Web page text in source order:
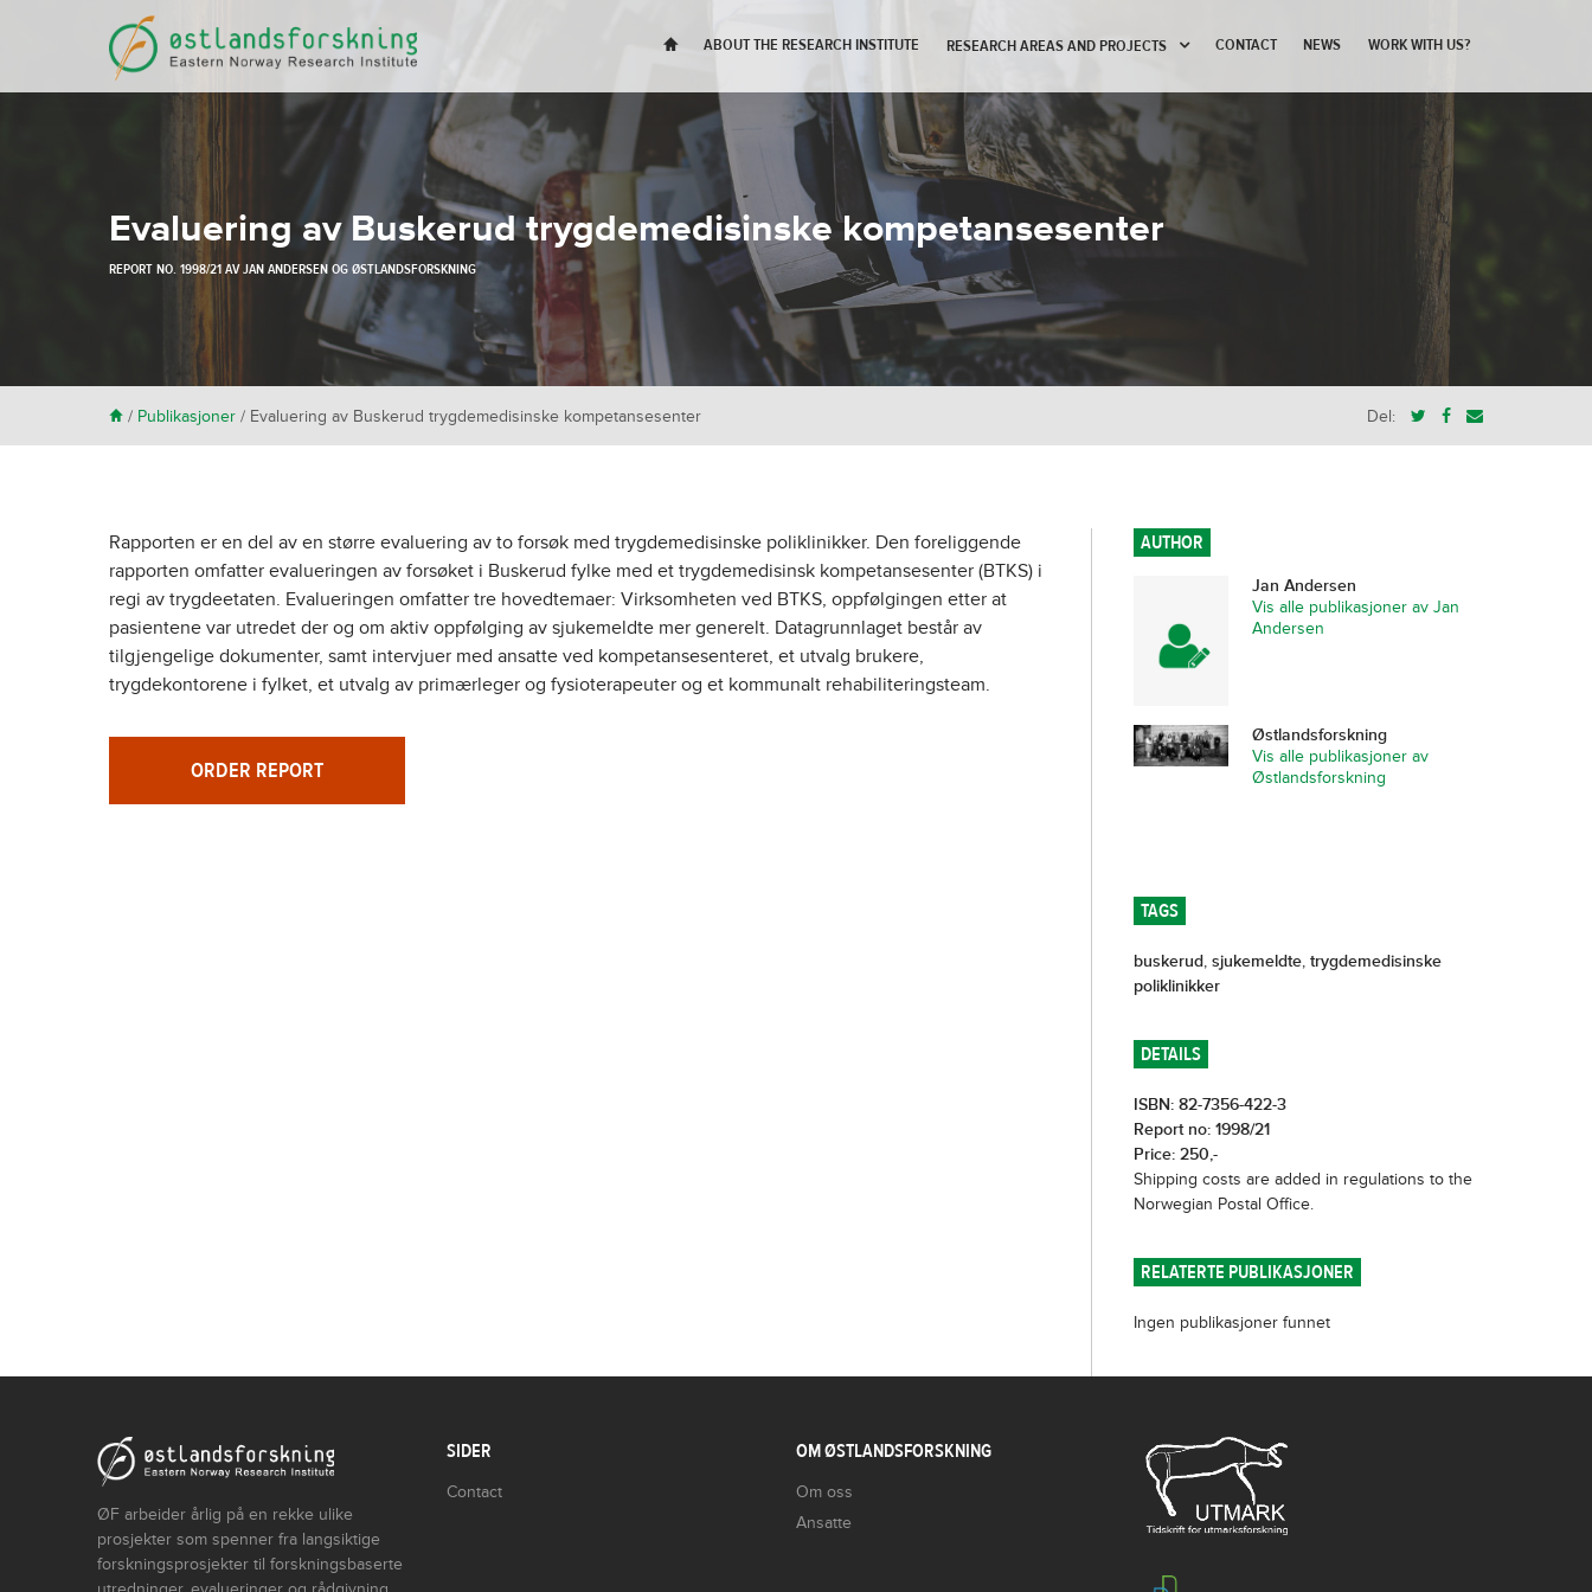
H ABOUT THE RESEARCH INSTITUTE RESEARCH AREAS AND PROJECTS CONTACT NEWS WORK WITH US?
Evaluering av Buskerud trygdemedisinske kompetansesenter
REPORT NO. 1998/21 AVJAN ANDERSENOGØSTLANDSFORSKNING
H / Publikasjoner / Evaluering av Buskerud trygdemedisinske kompetansesenter Del:
Rapporten er en del av en større evaluering av to forsøk med trygdemedisinske poliklinikker. Den foreliggende
rapporten omfatter evalueringen av forsøket i Buskerud fylke med et trygdemedisinsk kompetansesenter (BTKS) i
regi av trygdeetaten. Evalueringen omfatter tre hovedtemaer: Virksomheten ved BTKS, oppfølgingen etter at
pasientene var utredet der og om aktiv oppfølging av sjukemeldte mer generelt. Datagrunnlaget består av
tilgjengelige dokumenter, samt intervjuer med ansatte ved kompetansesenteret, et utvalg brukere,
trygdekontorene i fylket, et utvalg av primærleger og fysioterapeuter og et kommunalt rehabiliteringsteam.
ORDER REPORT
AUTHOR
Jan Andersen
Vis alle publikasjoner av Jan
Andersen
Østlandsforskning
Vis alle publikasjoner av
Østlandsforskning
TAGS
buskerud, sjukemeldte, trygdemedisinske
poliklinikker
DETAILS
ISBN: 82-7356-422-3
Report no: 1998/21
Price: 250,-
Shipping costs are added in regulations to the
Norwegian Postal Office.
RELATERTE PUBLIKASJONER
Ingen publikasjoner funnet
ØF arbeider årlig på en rekke ulike
prosjekter som spenner fra langsiktige
forskningsprosjekter til forskningsbaserte
SIDER
Contact
OM ØSTLANDSFORSKNING
Om oss
Ansatte